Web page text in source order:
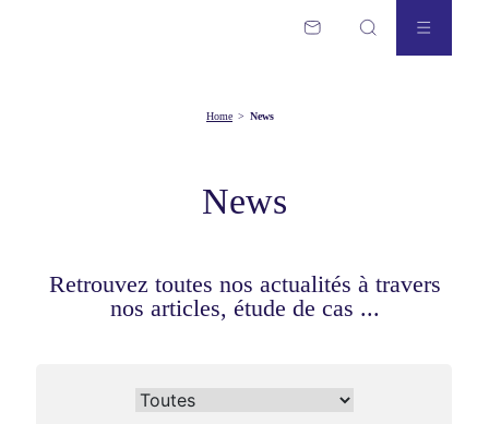
Home > News
News
Retrouvez toutes nos actualités à travers
nos articles, étude de cas ...
News categories